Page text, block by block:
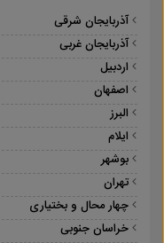
آذربایجان شرقی
آذربایجان غربی
اردبیل
اصفهان
البرز
ایلام
بوشهر
تهران
چهار محال و بختیاری
خراسان جنوبی